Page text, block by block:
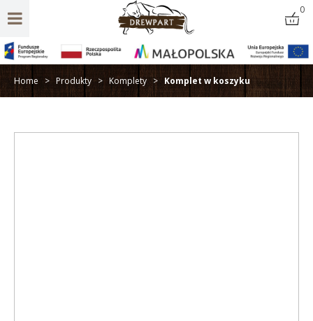
0
Home > Produkty > Komplety > Komplet w koszyku